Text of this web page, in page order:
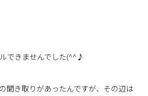
できませんでした(^^♪
聞き取りがあったんですが、その辺は